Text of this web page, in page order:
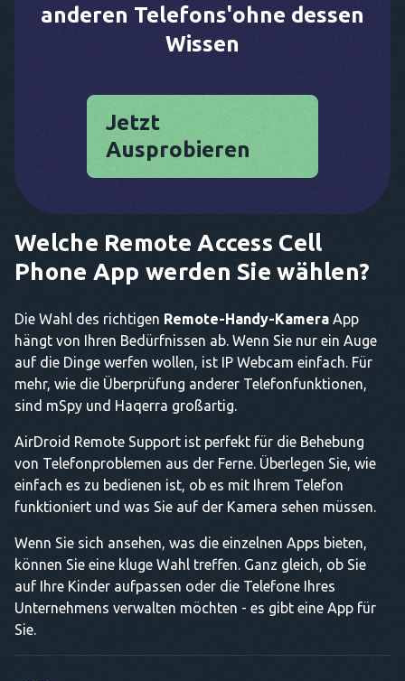
anderen Telefons'ohne dessen
Wissen
Jetzt
Ausprobieren
Welche Remote Access Cell
Phone App werden Sie wählen?
Die Wahl des richtigen Remote-Handy-Kamera App
hängt von Ihren Bedürfnissen ab. Wenn Sie nur ein Auge
auf die Dinge werfen wollen, ist IP Webcam einfach. Für
mehr, wie die Überprüfung anderer Telefonfunktionen,
sind mSpy und Haqerra großartig.
AirDroid Remote Support ist perfekt für die Behebung
von Telefonproblemen aus der Ferne. Überlegen Sie, wie
einfach es zu bedienen ist, ob es mit Ihrem Telefon
funktioniert und was Sie auf der Kamera sehen müssen.
Wenn Sie sich ansehen, was die einzelnen Apps bieten,
können Sie eine kluge Wahl treffen. Ganz gleich, ob Sie
auf Ihre Kinder aufpassen oder die Telefone Ihres
Unternehmens verwalten möchten - es gibt eine App für
Sie.